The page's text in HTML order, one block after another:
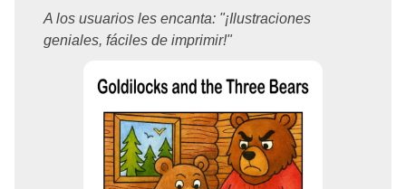
A los usuarios les encanta: "¡Ilustraciones
geniales, fáciles de imprimir!"